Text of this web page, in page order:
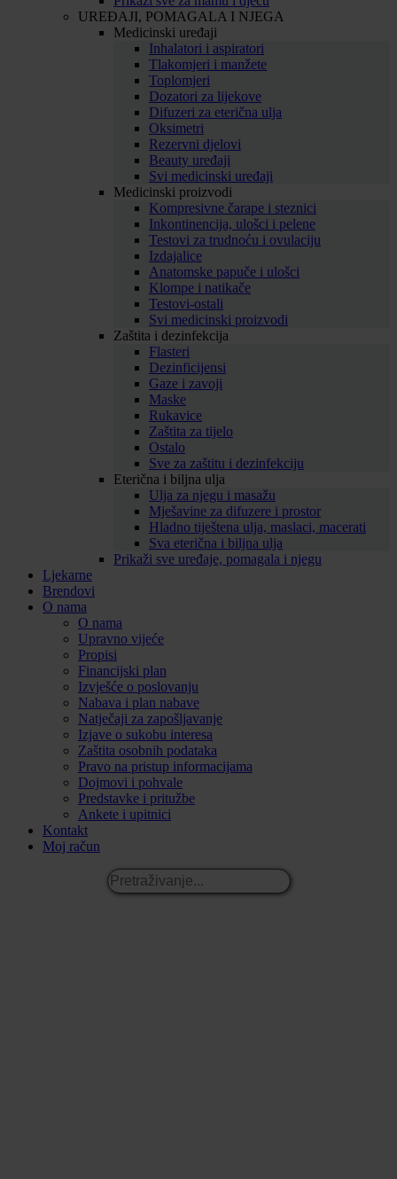
UREĐAJI, POMAGALA I NJEGA
Medicinski uređaji
Inhalatori i aspiratori
Tlakomjeri i manžete
Toplomjeri
Dozatori za lijekove
Difuzeri za eterična ulja
Oksimetri
Rezervni djelovi
Beauty uređaji
Svi medicinski uređaji
Medicinski proizvodi
Kompresivne čarape i steznici
Inkontinencija, ulošci i pelene
Testovi za trudnoću i ovulaciju
Izdajalice
Anatomske papuče i ulošci
Klompe i natikače
Testovi-ostali
Svi medicinski proizvodi
Zaštita i dezinfekcija
Flasteri
Dezinficijensi
Gaze i zavoji
Maske
Rukavice
Zaštita za tijelo
Ostalo
Sve za zaštitu i dezinfekciju
Eterična i biljna ulja
Ulja za njegu i masažu
Mješavine za difuzere i prostor
Hladno tiještena ulja, maslaci, macerati
Sva eterična i biljna ulja
Prikaži sve uređaje, pomagala i njegu
Ljekarne
Brendovi
O nama
O nama
Upravno vijeće
Propisi
Financijski plan
Izvješće o poslovanju
Nabava i plan nabave
Natječaji za zapošljavanje
Izjave o sukobu interesa
Zaštita osobnih podataka
Pravo na pristup informacijama
Dojmovi i pohvale
Predstavke i pritužbe
Ankete i upitnici
Kontakt
Moj račun
Pretraživanje...